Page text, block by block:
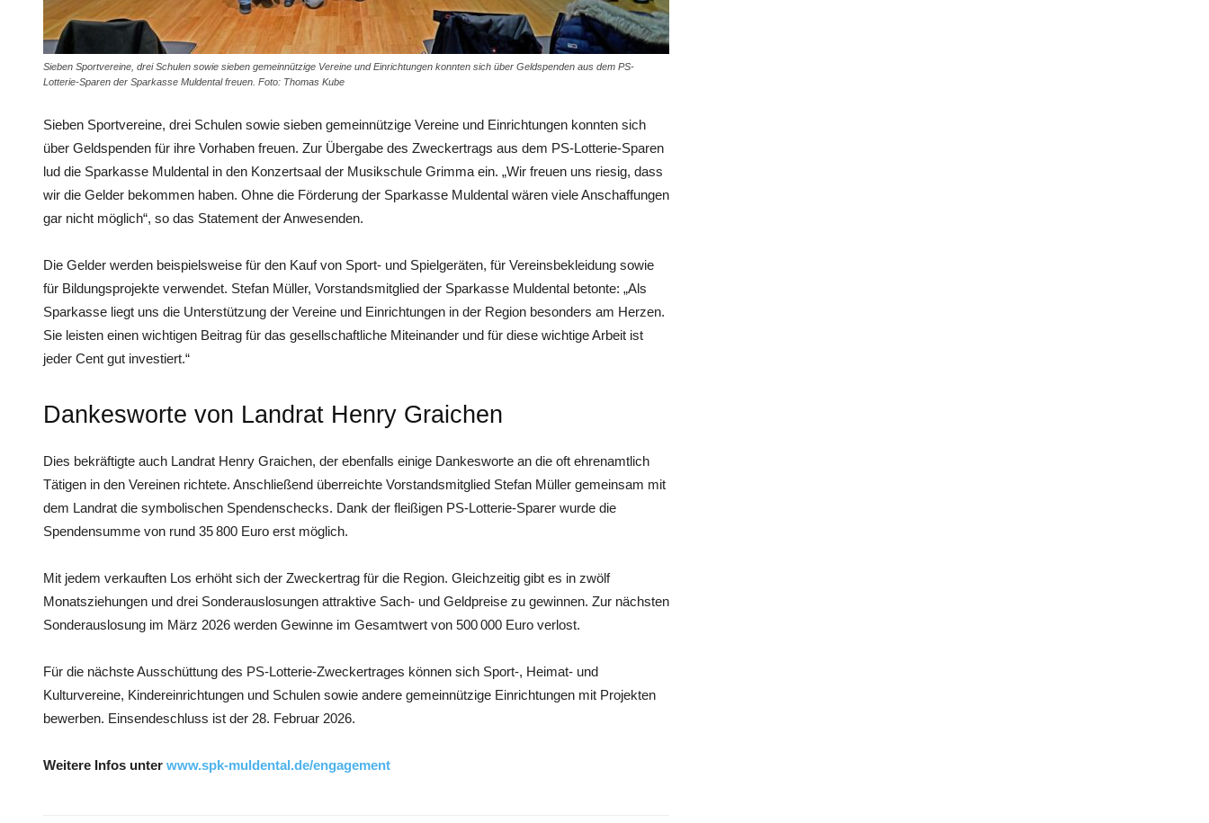
Sieben Sportvereine, drei Schulen sowie sieben gemeinnützige Vereine und Einrichtungen konnten sich über Geldspenden aus dem PS-
Lotterie-Sparen der Sparkasse Muldental freuen. Foto: Thomas Kube
Sieben Sportvereine, drei Schulen sowie sieben gemeinnützige Vereine und Einrichtungen konnten sich
über Geldspenden für ihre Vorhaben freuen. Zur Übergabe des Zweckertrags aus dem PS-Lotterie-Sparen
lud die Sparkasse Muldental in den Konzertsaal der Musikschule Grimma ein. „Wir freuen uns riesig, dass
wir die Gelder bekommen haben. Ohne die Förderung der Sparkasse Muldental wären viele Anschaffungen
gar nicht möglich“, so das Statement der Anwesenden.
Die Gelder werden beispielsweise für den Kauf von Sport- und Spielgeräten, für Vereinsbekleidung sowie
für Bildungsprojekte verwendet. Stefan Müller, Vorstandsmitglied der Sparkasse Muldental betonte: „Als
Sparkasse liegt uns die Unterstützung der Vereine und Einrichtungen in der Region besonders am Herzen.
Sie leisten einen wichtigen Beitrag für das gesellschaftliche Miteinander und für diese wichtige Arbeit ist
jeder Cent gut investiert.“
Dankesworte von Landrat Henry Graichen
Dies bekräftigte auch Landrat Henry Graichen, der ebenfalls einige Dankesworte an die oft ehrenamtlich
Tätigen in den Vereinen richtete. Anschließend überreichte Vorstandsmitglied Stefan Müller gemeinsam mit
dem Landrat die symbolischen Spendenschecks. Dank der fleißigen PS-Lotterie-Sparer wurde die
Spendensumme von rund 35 800 Euro erst möglich.
Mit jedem verkauften Los erhöht sich der Zweckertrag für die Region. Gleichzeitig gibt es in zwölf
Monatsziehungen und drei Sonderauslosungen attraktive Sach- und Geldpreise zu gewinnen. Zur nächsten
Sonderauslosung im März 2026 werden Gewinne im Gesamtwert von 500 000 Euro verlost.
Für die nächste Ausschüttung des PS-Lotterie-Zweckertrages können sich Sport-, Heimat- und
Kulturvereine, Kindereinrichtungen und Schulen sowie andere gemeinnützige Einrichtungen mit Projekten
bewerben. Einsendeschluss ist der 28. Februar 2026.
Weitere Infos unter www.spk-muldental.de/engagement